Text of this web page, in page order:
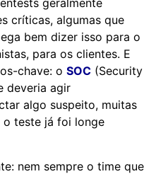
críticas, algumas que
bem dizer isso para o
para os clientes. E
chave: o SOC (Security
deveria agir
algo suspeito, muitas
o teste já foi longe
nem sempre o time que